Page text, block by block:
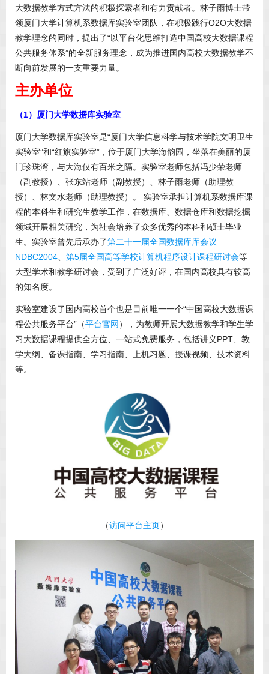
大数据教学方式方法的积极探索者和有力贡献者。林子雨博士带
领厦门大学计算机系数据库实验室团队，在积极践行O2O大数据
教学理念的同时，提出了“以平台化思维打造中国高校大数据课程
公共服务体系”的全新服务理念，成为推进国内高校大数据教学不
断向前发展的一支重要力量。
主办单位
（1）厦门大学数据库实验室
厦门大学数据库实验室是“厦门大学信息科学与技术学院文明卫生
实验室”和“红旗实验室”，位于厦门大学海韵园，坐落在美丽的厦
门珍珠湾，与大海仅有百米之隔。实验室老师包括冯少荣老师
（副教授）、张东站老师（副教授）、林子雨老师（助理教
授）、林文水老师（助理教授）。 实验室承担计算机系数据库课
程的本科生和研究生教学工作，在数据库、数据仓库和数据挖掘
领域开展相关研究，为社会培养了众多优秀的本科和硕士毕业
生。实验室曾先后承办了第二十一届全国数据库库会议
NDBC2004
第5届全国高等学校计算机程序设计课程研讨会等
大型学术和教学研讨会，受到了广泛好评，在国内高校具有较高
的知名度。
实验室建设了国内高校首个也是目前唯一一个“中国高校大数据课
程公共服务平台”（平台官网），为教师开展大数据教学和学生学
习大数据课程提供全方位、一站式免费服务，包括讲义PPT、教
学大纲、备课指南、学习指南、上机习题、授课视频、技术资料
等。
（访问平台主页）